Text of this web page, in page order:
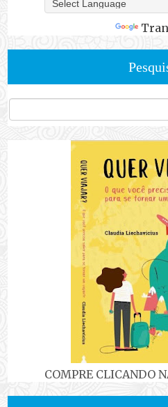
COMPRE CLICANDO